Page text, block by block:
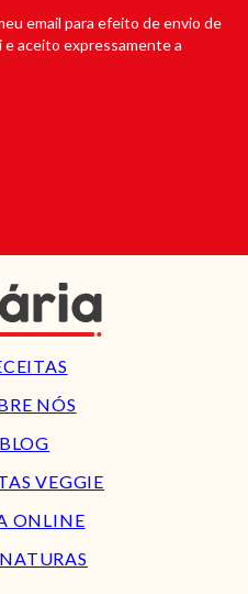
email para efeito de envio de
aceito expressamente a
NÓS
BLOG
VEGGIE
ONLINE